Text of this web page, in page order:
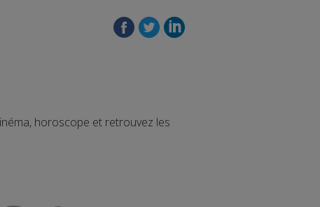
horoscope et retrouvez les